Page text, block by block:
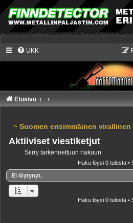
UKK
Etusivu
~ Suomen ensimmäinen
Aktiiviset viestiketjut
Siirry tarkennettuun hakuun
Haku löysi 0 tulosta •
Ei löytynyt.
Haku löysi 0 tulosta •